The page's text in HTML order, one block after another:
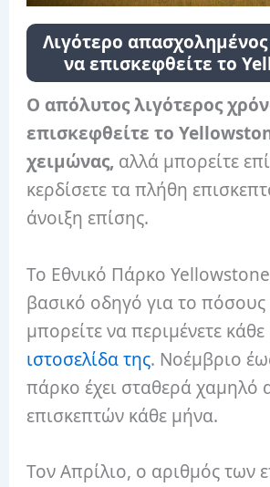
Λιγότερο απασχολημένος
να επισκεφθείτε το
Ο απόλυτος λιγότερος
επισκεφθείτε το
χειμώνας, αλλά μπορείτε
κερδίσετε τα πλήθη
άνοιξη επίσης.
Το Εθνικό Πάρκο Yellowstone
βασικό οδηγό για το πόσους
μπορείτε να περιμένετε
ιστοσελίδα της. Νοέμβριο
πάρκο έχει σταθερά χαμηλό
επισκεπτών κάθε μήνα.
Τον Απρίλιο, ο αριθμός των